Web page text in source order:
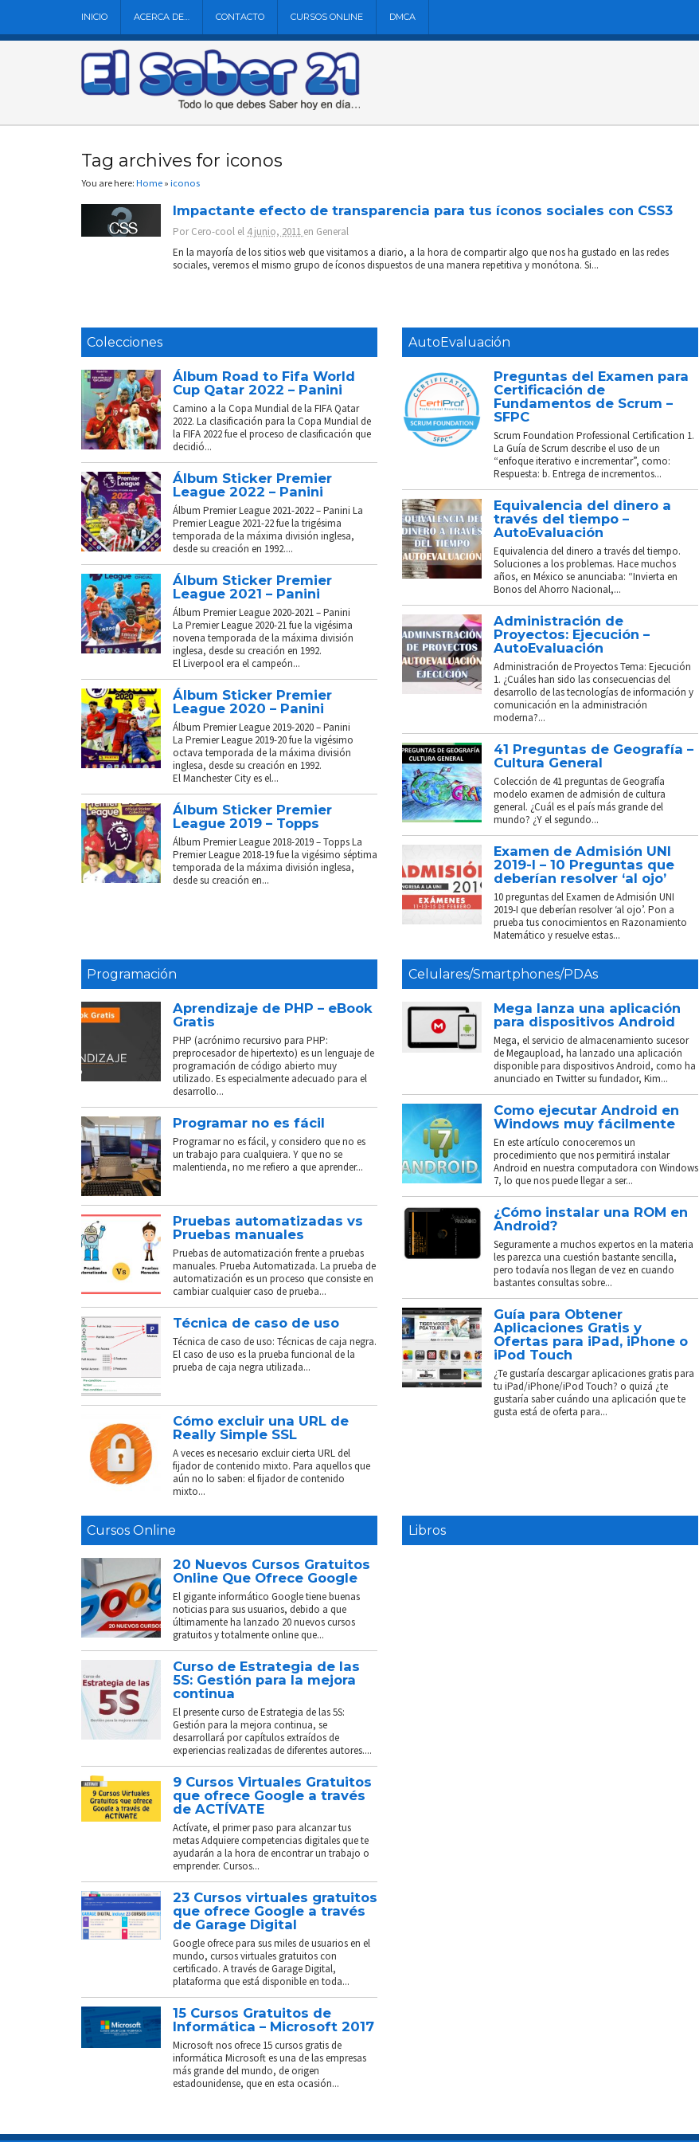
INICIO ACERCA DE… CONTACTO CURSOS ONLINE DMCA
Tag archives for iconos
You are here: Home » iconos
Impactante efecto de transparencia para tus íconos sociales con CSS3
PorCero-cool el 4 junio, 2011 en General
En la mayoría de los sitios web que visitamos a diario, a la hora de compartir algo que nos ha gustado en las redes
sociales, veremos el mismo grupo de íconos dispuestos de una manera repetitiva y monótona. Si...
Colecciones
Álbum Road to Fifa World
Cup Qatar 2022 – Panini
Camino a la Copa Mundial de la FIFA Qatar
2022. La clasificación para la Copa Mundial de
la FIFA 2022 fue el proceso de clasificación que
decidió...
Álbum Sticker Premier
League 2022 – Panini
Álbum Premier League 2021-2022 – Panini La
Premier League 2021-22 fue la trigésima
temporada de la máxima división inglesa,
desde su creación en 1992....
Álbum Sticker Premier
League 2021 – Panini
Álbum Premier League 2020-2021 – Panini
La Premier League 2020-21 fue la vigésima
novena temporada de la máxima división
inglesa, desde su creación en 1992.
El Liverpool era el campeón...
Álbum Sticker Premier
League 2020 – Panini
Álbum Premier League 2019-2020 – Panini
La Premier League 2019-20 fue la vigésimo
octava temporada de la máxima división
inglesa, desde su creación en 1992.
El Manchester City es el...
Álbum Sticker Premier
League 2019 – Topps
Álbum Premier League 2018-2019 – Topps La
Premier League 2018-19 fue la vigésimo séptima
temporada de la máxima división inglesa,
desde su creación en...
AutoEvaluación
Preguntas del Examen para
Certificación de
Fundamentos de Scrum –
SFPC
Scrum Foundation Professional Certification 1.
La Guía de Scrum describe el uso de un
“enfoque iterativo e incrementar”, como:
Respuesta: b. Entrega de incrementos...
Equivalencia del dinero a
través del tiempo –
AutoEvaluación
Equivalencia del dinero a través del tiempo.
Soluciones a los problemas. Hace muchos
años, en México se anunciaba: “Invierta en
Bonos del Ahorro Nacional,...
Administración de
Proyectos: Ejecución –
AutoEvaluación
Administración de Proyectos Tema: Ejecución
1. ¿Cuáles han sido las consecuencias del
desarrollo de las tecnologías de información y
comunicación en la administración
moderna?...
41 Preguntas de Geografía –
Cultura General
Colección de 41 preguntas de Geografía
modelo examen de admisión de cultura
general. ¿Cuál es el país más grande del
mundo? ¿Y el segundo...
Examen de Admisión UNI
2019-I – 10 Preguntas que
deberían resolver ‘al ojo’
10 preguntas del Examen de Admisión UNI
2019-I que deberían resolver ‘al ojo’. Pon a
prueba tus conocimientos en Razonamiento
Matemático y resuelve estas...
Programación
Aprendizaje de PHP – eBook
Gratis
PHP (acrónimo recursivo para PHP:
preprocesador de hipertexto) es un lenguaje de
programación de código abierto muy
utilizado. Es especialmente adecuado para el
desarrollo...
Programar no es fácil
Programar no es fácil, y considero que no es
un trabajo para cualquiera. Y que no se
malentienda, no me refiero a que aprender...
Pruebas automatizadas vs
Pruebas manuales
Pruebas de automatización frente a pruebas
manuales. Prueba Automatizada. La prueba de
automatización es un proceso que consiste en
cambiar cualquier caso de prueba...
Técnica de caso de uso
Técnica de caso de uso: Técnicas de caja negra.
El caso de uso es la prueba funcional de la
prueba de caja negra utilizada...
Cómo excluir una URL de
Really Simple SSL
A veces es necesario excluir cierta URL del
fijador de contenido mixto. Para aquellos que
aún no lo saben: el fijador de contenido
mixto...
Celulares/Smartphones/PDAs
Mega lanza una aplicación
para dispositivos Android
Mega, el servicio de almacenamiento sucesor
de Megaupload, ha lanzado una aplicación
disponible para dispositivos Android, como ha
anunciado en Twitter su fundador, Kim...
Como ejecutar Android en
Windows muy fácilmente
En este artículo conoceremos un
procedimiento que nos permitirá instalar
Android en nuestra computadora con Windows
7, lo que nos puede llegar a ser...
¿Cómo instalar una ROM en
Android?
Seguramente a muchos expertos en la materia
les parezca una cuestión bastante sencilla,
pero todavía nos llegan de vez en cuando
bastantes consultas sobre...
Guía para Obtener
Aplicaciones Gratis y
Ofertas para iPad, iPhone o
iPod Touch
¿Te gustaría descargar aplicaciones gratis para
tu iPad/iPhone/iPod Touch? o quizá ¿te
gustaría saber cuándo una aplicación que te
gusta está de oferta para...
Cursos Online
20 Nuevos Cursos Gratuitos
Online Que Ofrece Google
El gigante informático Google tiene buenas
noticias para sus usuarios, debido a que
últimamente ha lanzado 20 nuevos cursos
gratuitos y totalmente online que...
Curso de Estrategia de las
5S: Gestión para la mejora
continua
El presente curso de Estrategia de las 5S:
Gestión para la mejora continua, se
desarrollará por capítulos extraídos de
experiencias realizadas de diferentes autores....
9 Cursos Virtuales Gratuitos
que ofrece Google a través
de ACTÍVATE
Actívate, el primer paso para alcanzar tus
metas Adquiere competencias digitales que te
ayudarán a la hora de encontrar un trabajo o
emprender. Cursos...
23 Cursos virtuales gratuitos
que ofrece Google a través
de Garage Digital
Google ofrece para sus miles de usuarios en el
mundo, cursos virtuales gratuitos con
certificado. A través de Garage Digital,
plataforma que está disponible en toda...
15 Cursos Gratuitos de
Informática – Microsoft 2017
Microsoft nos ofrece 15 cursos gratis de
informática Microsoft es una de las empresas
más grande del mundo, de origen
estadounidense, que en esta ocasión...
Libros